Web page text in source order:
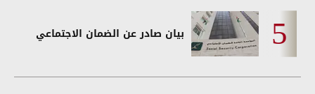
بيان صادر عن الضمان الاجتماعي